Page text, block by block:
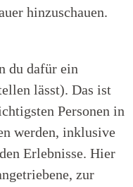
hinzuschauen.
du dafür ein
lässt). Das ist
Personen in
werden, inklusive
Erlebnisse. Hier
zur